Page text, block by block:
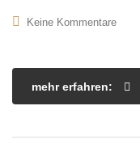
Keine Kommentare
mehr erfahren: